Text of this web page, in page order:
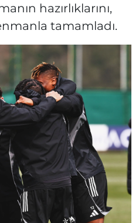
hazırlıklarını,
tamamladı.